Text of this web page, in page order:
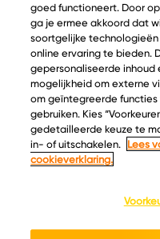
©
Inspiratie
Kaascatalogus
Recepten
Kaasplankjes
Blog
goed functioneert. Door
ga je ermee akkoord dat
soortgelijke
online ervaring te bieden.
gepersonaliseerde inhoud
mogelijkheid om externe
om geïntegreerde
gebruiken. Kies
gedetailleerde keuze te
in- of uitschakelen.
Lees
cookieverklaring.